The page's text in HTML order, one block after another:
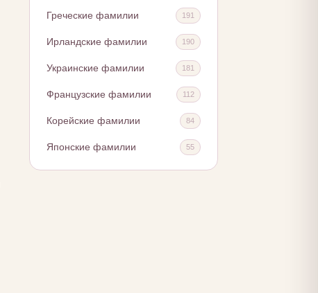
Греческие фамилии 191
Ирландские фамилии 190
Украинские фамилии 181
Французские фамилии 112
Корейские фамилии 84
Японские фамилии 55